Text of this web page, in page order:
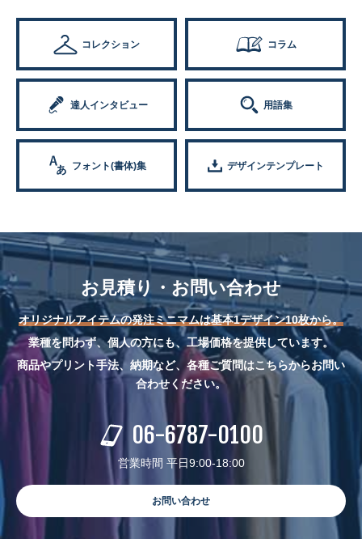
コレクション コラム
達人インタビュー 用語集
フォント(書体)集 デザインテンプレート
お見積り・お問い合わせ
オリジナルアイテムの発注ミニマムは基本1デザイン10枚から。
業種を問わず、個人の方にも、工場価格を提供しています。
商品やプリント手法、納期など、各種ご質問はこちらからお問い
合わせください。
06-6787-0100
営業時間 平日9:00-18:00
お問い合わせ